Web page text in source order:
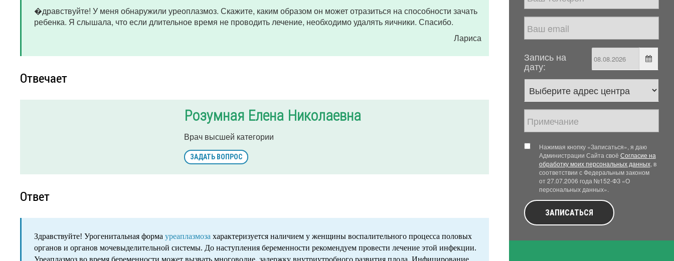
�дравствуйте! У меня обнаружили уреоплазмоз. Скажите, каким образом он может отразиться на способности зачать
ребенка. Я слышала, что если длительное время не проводить лечение, необходимо удалять яичники. Спасибо.
Лариса
Отвечает
Розумная Елена Николаевна
Врач высшей категории
ЗАДАТЬ ВОПРОС
Ответ
Здравствуйте! Урогенитальная форма уреаплазмоза характеризуется наличием у женщины воспалительного процесса половых
органов и органов мочевыделительной системы. До наступления беременности рекомендуем провести лечение этой инфекции.
Уреаплазмоз во время беременности может вызвать многоводие, задержку внутриутробного развития плода. Инфицирование
Запись на
дату:
Нажимая кнопку «Записаться», я даю
Администрации Сайта своё Согласие на
обработку моих персональных данных, в
соответствии с Федеральным законом
от 27.07.2006 года №152-ФЗ «О
персональных данных».
ЗАПИСАТЬСЯ